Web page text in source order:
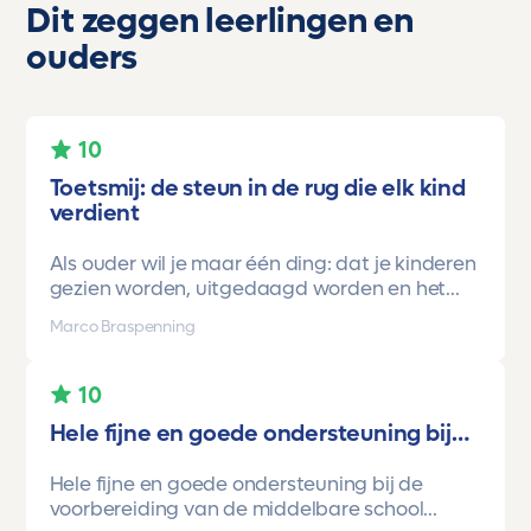
Dit zeggen leerlingen en
ouders
10
Toetsmij: de steun in de rug die elk kind
verdient
Als ouder wil je maar één ding: dat je kinderen
gezien worden, uitgedaagd worden en het
zelf soms denken. Voor ons is Toetsmij daarin
kader. Een lieve, slimme meid, maar soms
toetsen van Toetsmij.....helder, betrouwbaar,
precies op niveau en altijd met ruimte om te
Marco Braspenning
10
Hele fijne en goede ondersteuning bij…
Hele fijne en goede ondersteuning bij de
voorbereiding van de middelbare school